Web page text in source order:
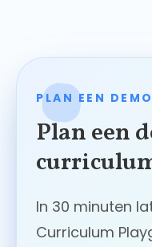
PLAN EEN DEMO
Plan een
In 30 minuten
Curriculum